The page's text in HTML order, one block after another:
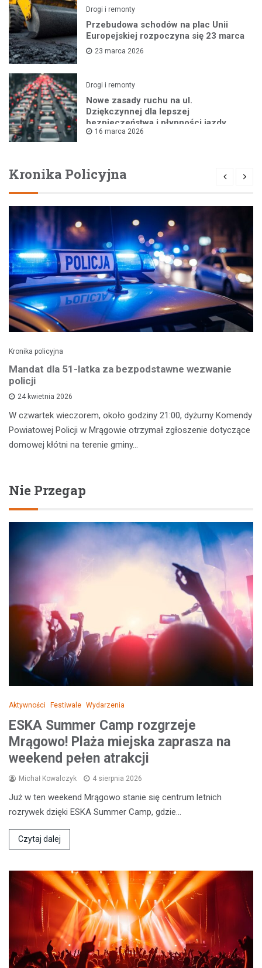
Drogi i remonty
Przebudowa schodów na plac Unii
Europejskiej rozpoczyna się 23 marca
23 marca 2026
Drogi i remonty
Nowe zasady ruchu na ul.
Dziękczynnej dla lepszej
bezpieczeństwa i płynności jazdy
16 marca 2026
Kronika Policyjna
Kronika policyjna
Mandat dla 51-latka za bezpodstawne wezwanie
policji
24 kwietnia 2026
W czwartek wieczorem, około godziny 21:00, dyżurny Komendy
Powiatowej Policji w Mrągowie otrzymał zgłoszenie dotyczące
domowej kłótni na terenie gminy…
Nie Przegap
Aktywności Festiwale Wydarzenia
ESKA Summer Camp rozgrzeje
Mrągowo! Plaża miejska zaprasza na
weekend pełen atrakcji
Michał Kowalczyk 4 sierpnia 2026
Już w ten weekend Mrągowo stanie się centrum letnich
rozrywek dzięki ESKA Summer Camp, gdzie…
Czytaj dalej